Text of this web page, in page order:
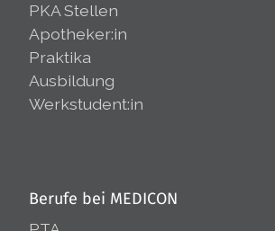
PKA Stellen
Apotheker:in
Praktika
Ausbildung
Werkstudent:in
Berufe bei MEDICON